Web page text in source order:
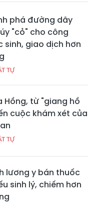
phá đường dây
"cỏ" cho công
sinh, giao dịch hơn
TỰ
Hồng, từ "giang hồ
cuộc khám xét của
TỰ
lương y bán thuốc
sinh lý, chiếm hơn